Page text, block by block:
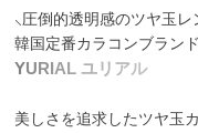
⸜圧倒的透明感のツヤ玉レ
韓国定番カラコンブランド
YURIAL ユリ アル
美しさを追求したツヤ玉